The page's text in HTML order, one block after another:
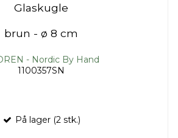
Glaskugle
brun - ø 8 cm
- Nordic By Hand
1100357SN
På lager (2 stk.)